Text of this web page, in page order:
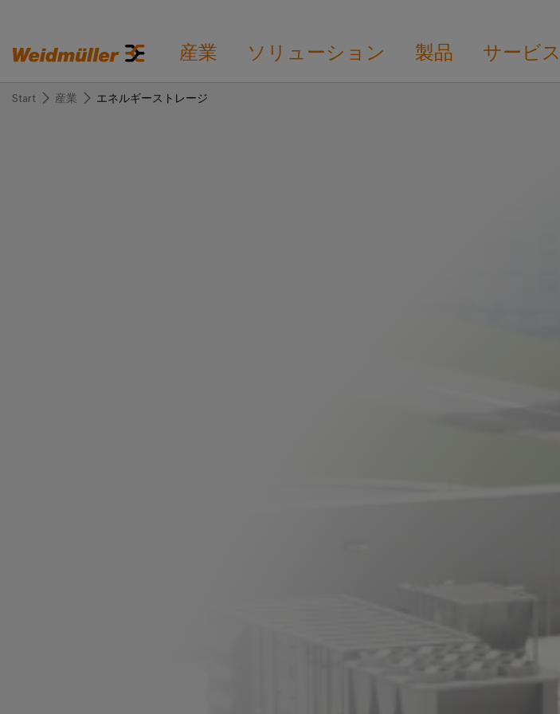
産業 ソリューション 製品 サービス
Start 産業 エネルギーストレージ